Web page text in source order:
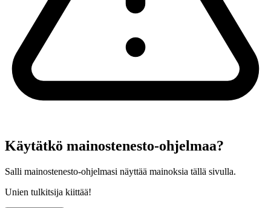
Käytätkö mainostenesto-ohjelmaa?
Salli mainostenesto-ohjelmasi näyttää mainoksia tällä sivulla.
Unien tulkitsija kiittää!